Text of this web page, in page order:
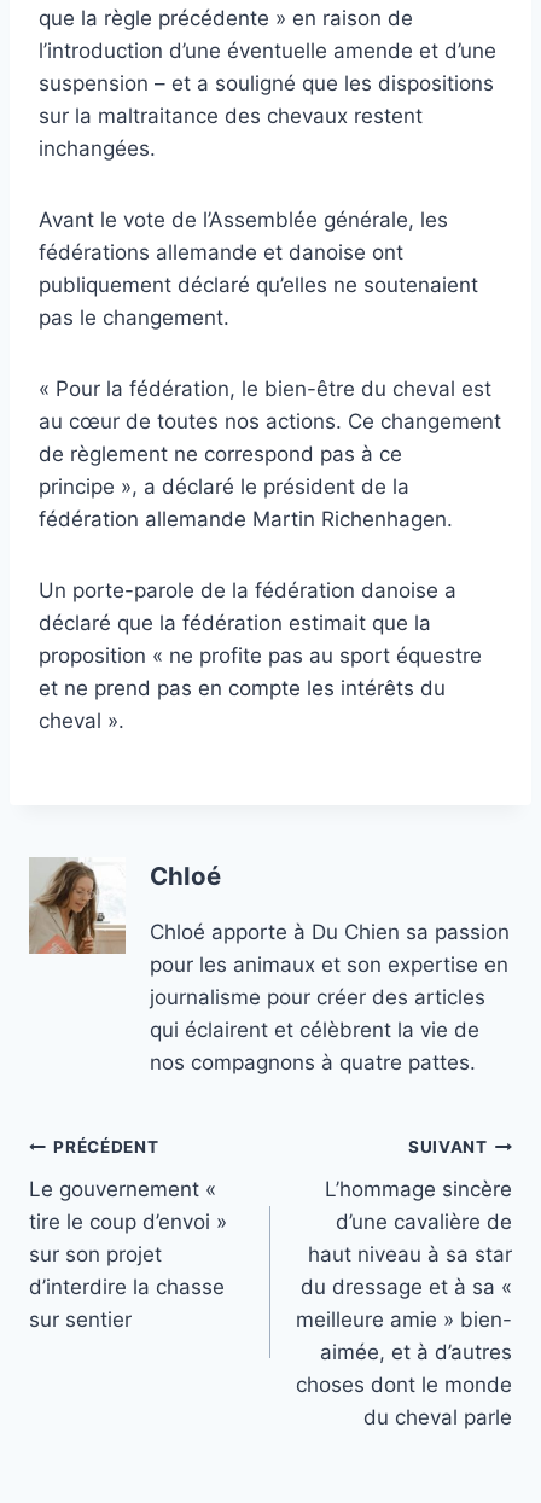
que la règle précédente » en raison de
l’introduction d’une éventuelle amende et d’une
suspension – et a souligné que les dispositions
sur la maltraitance des chevaux restent
inchangées.
Avant le vote de l’Assemblée générale, les
fédérations allemande et danoise ont
publiquement déclaré qu’elles ne soutenaient
pas le changement.
« Pour la fédération, le bien-être du cheval est
au cœur de toutes nos actions. Ce changement
de règlement ne correspond pas à ce
principe », a déclaré le président de la
fédération allemande Martin Richenhagen.
Un porte-parole de la fédération danoise a
déclaré que la fédération estimait que la
proposition « ne profite pas au sport équestre
et ne prend pas en compte les intérêts du
cheval ».
Chloé
Chloé apporte à Du Chien sa passion
pour les animaux et son expertise en
journalisme pour créer des articles
qui éclairent et célèbrent la vie de
nos compagnons à quatre pattes.
Navigation
de
l’article
PRÉCÉDENT
Le gouvernement «
tire le coup d’envoi »
sur son projet
d’interdire la chasse
sur sentier
SUIVANT
L’hommage sincère
d’une cavalière de
haut niveau à sa star
du dressage et à sa «
meilleure amie » bien-
aimée, et à d’autres
choses dont le monde
du cheval parle